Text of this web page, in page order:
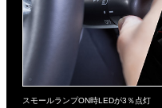
スモールランプON時LEDが3％点灯